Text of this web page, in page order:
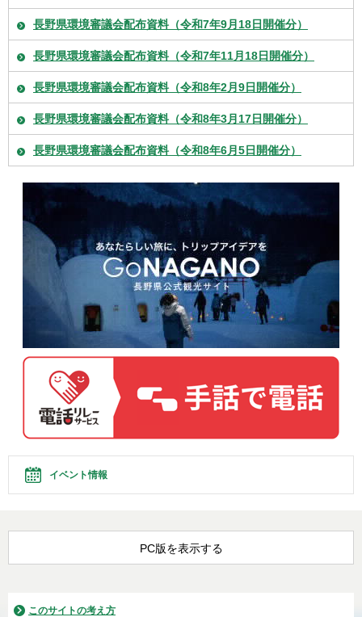
長野県環境審議会配布資料（令和7年9月18日開催分）
長野県環境審議会配布資料（令和7年11月18日開催分）
長野県環境審議会配布資料（令和8年2月9日開催分）
長野県環境審議会配布資料（令和8年3月17日開催分）
長野県環境審議会配布資料（令和8年6月5日開催分）
イベント情報
PC版を表示する
このサイトの考え方